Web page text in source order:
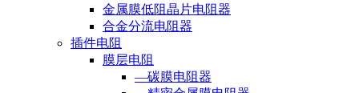
金属膜低阻晶片电阻器
合金分流电阻器
插件电阻
膜层电阻
—碳膜电阻器